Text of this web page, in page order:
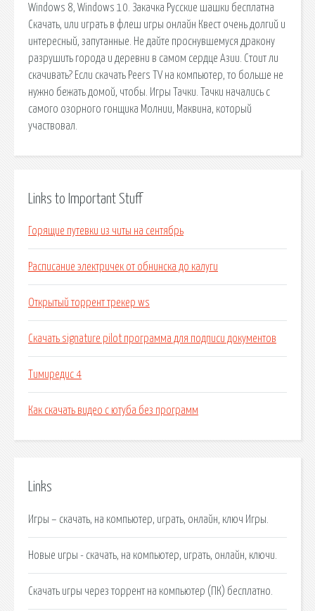
Windows 8, Windows 10. Закачка Русские шашки бесплатна
Скачать, или играть в флеш игры онлайн Квест очень долгий и
интересный, запутанные. Не дайте проснувшемуся дракону
разрушить города и деревни в самом сердце Азии. Стоит ли
скачивать? Если скачать Peers TV на компьютер, то больше не
нужно бежать домой, чтобы. Игры Тачки. Тачки начались с
самого озорного гонщика Молнии, Маквина, который
участвовал.
Links to Important Stuff
Горящие путевки из читы на сентябрь
Расписание электричек от обнинска до калуги
Открытый торрент трекер ws
Скачать signature pilot программа для подписи документов
Тимиредис 4
Как скачать видео с ютуба без программ
Links
Игры – скачать, на компьютер, играть, онлайн, ключ Игры.
Новые игры - скачать, на компьютер, играть, онлайн, ключи.
Скачать игры через торрент на компьютер (ПК) бесплатно.